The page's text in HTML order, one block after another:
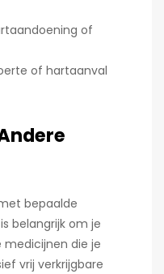
of
of hartaanval
bepaalde
belangrijk om je
die je
vrij verkrijgbare